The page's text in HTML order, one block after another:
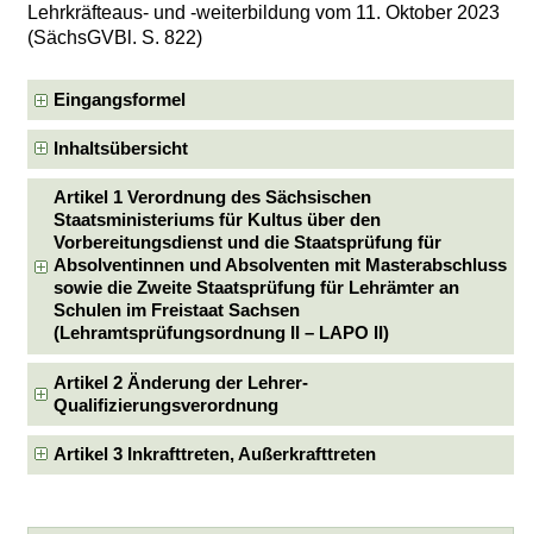
Lehrkräfteaus- und -weiterbildung vom 11. Oktober 2023
(SächsGVBl. S. 822)
Eingangsformel
Inhaltsübersicht
Artikel 1 Verordnung des Sächsischen
Staatsministeriums für Kultus über den
Vorbereitungsdienst und die Staatsprüfung für
Absolventinnen und Absolventen mit Masterabschluss
sowie die Zweite Staatsprüfung für Lehrämter an
Schulen im Freistaat Sachsen
(Lehramtsprüfungsordnung II – LAPO II)
Artikel 2 Änderung der Lehrer-
Qualifizierungsverordnung
Artikel 3 Inkrafttreten, Außerkrafttreten